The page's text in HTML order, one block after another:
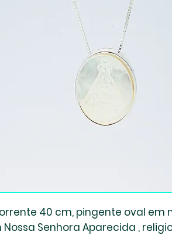
40 cm, pingente oval em
Senhora Aparecida ,